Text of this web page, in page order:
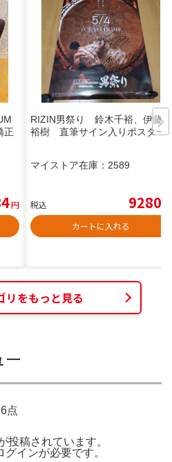
正
円
RIZIN男祭り 鈴木千裕、伊藤
裕樹 直筆サイン入りポスター
マイストア在庫： 2589
税込 9280
カートに入れる
リをもっと見る
点
投稿されています。
グインが必要です。